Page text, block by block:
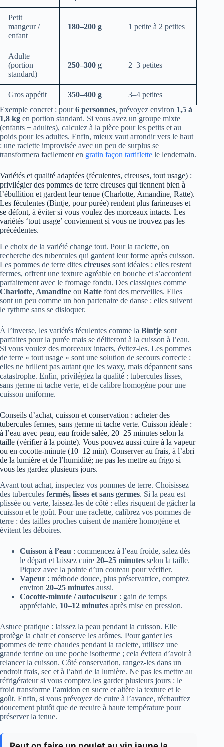
Petit
mangeur /
enfant
180–200 g 1 petite à 2 petites
Adulte
(portion
standard)
250–300 g 2–3 petites
Gros appétit 350–400 g
3–4 petites
Exemple concret : pour6 personnes, prévoyez environ 1,5 à
1,8 kg en portion standard. Si vous avez un groupe mixte
(enfants + adultes), calculez à la pièce pour les petits et au
poids pour les adultes. Enfin, mieux vaut arrondir vers le haut
: une raclette improvisée avec un peu de surplus se
transformera facilement en gratin façon tartiflette le lendemain.
Variétés et qualité adaptées (féculentes, cireuses, tout usage) :
privilégier des pommes de terre cireuses qui tiennent bien à
l’ébullition et gardent leur tenue (Charlotte, Amandine, Ratte).
Les féculentes (Bintje, pour purée) rendent plus farineuses et
se défont, à éviter si vous voulez des morceaux intacts. Les
variétés ‘tout usage’ conviennent si vous ne trouvez pas les
précédentes.
Le choix de la variété change tout. Pour la raclette, on
recherche des tubercules qui gardent leur forme après cuisson.
Les pommes de terre dites cireuses sont idéales : elles restent
fermes, offrent une texture agréable en bouche et s’accordent
parfaitement avec le fromage fondu. Des classiques comme
Charlotte, Amandine ou Ratte font des merveilles. Elles
sont un peu comme un bon partenaire de danse : elles suivent
le rythme sans se disloquer.
À l’inverse, les variétés féculentes comme la Bintje sont
parfaites pour la purée mais se déliteront à la cuisson à l’eau.
Si vous voulez des morceaux intacts, évitez-les. Les pommes
de terre « tout usage » sont une solution de secours correcte :
elles ne brillent pas autant que les waxy, mais dépannent sans
catastrophe. Enfin, privilégiez la qualité : tubercules lisses,
sans germe ni tache verte, et de calibre homogène pour une
cuisson uniforme.
Conseils d’achat, cuisson et conservation : acheter des
tubercules fermes, sans germe ni tache verte. Cuisson idéale :
à l’eau avec peau, eau froide salée, 20–25 minutes selon la
taille (vérifier à la pointe). Vous pouvez aussi cuire à la vapeur
ou en cocotte-minute (10–12 min). Conserver au frais, à l’abri
de la lumière et de l’humidité; ne pas les mettre au frigo si
vous les gardez plusieurs jours.
Avant tout achat, inspectez vos pommes de terre. Choisissez
des tubercules fermés, lisses et sans germes. Si la peau est
plissée ou verte, laissez-les de côté : elles risquent de gâcher la
cuisson et le goût. Pour une raclette, calibrez vos pommes de
terre : des tailles proches cuisent de manière homogène et
évitent les déboires.
Cuisson à l’eau : commencez à l’eau froide, salez dès
le départ et laissez cuire 20–25 minutes selon la taille.
Piquez avec la pointe d’un couteau pour vérifier.
Vapeur : méthode douce, plus préservatrice, comptez
environ 20–25 minutes aussi.
Cocotte-minute / autocuiseur : gain de temps
appréciable, 10–12 minutes après mise en pression.
Astuce pratique : laissez la peau pendant la cuisson. Elle
protège la chair et conserve les arômes. Pour garder les
pommes de terre chaudes pendant la raclette, utilisez une
grande terrine ou une poche isotherme ; cela évitera d’avoir à
relancer la cuisson. Côté conservation, rangez-les dans un
endroit frais, sec et à l’abri de la lumière. Ne pas les mettre au
réfrigérateur si vous comptez les garder plusieurs jours : le
froid transforme l’amidon en sucre et altère la texture et le
goût. Enfin, si vous prévoyez de cuire à l’avance, réchauffez
doucement plutôt que de recuire à haute température pour
préserver la tenue.